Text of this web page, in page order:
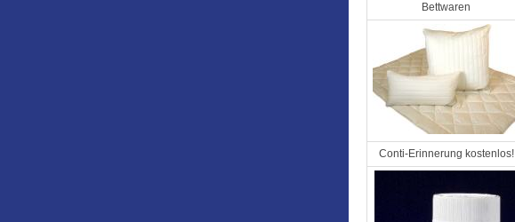
Bettwaren
Conti-Erinnerung kostenlos!